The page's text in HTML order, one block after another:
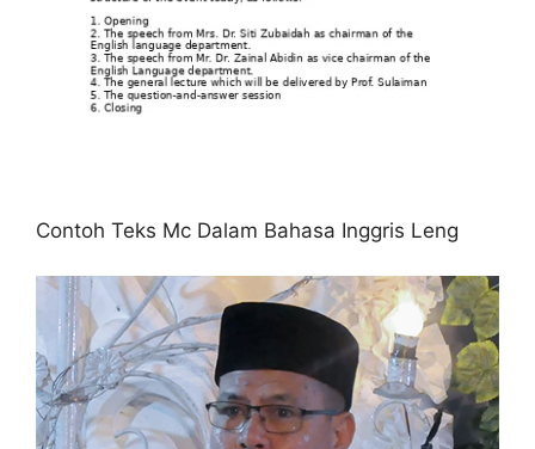
Contoh Teks Mc Dalam Bahasa Inggris Leng